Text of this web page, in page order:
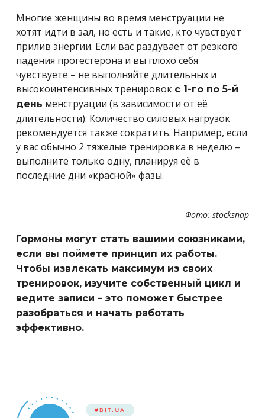
Многие женщины во время менструации не
хотят идти в зал, но есть и такие, кто чувствует
прилив энергии. Если вас раздувает от резкого
падения прогестерона и вы плохо себя
чувствуете – не выполняйте длительных и
высокоинтенсивных тренировок с 1-го по 5-й
день менструации (в зависимости от её
длительности). Количество силовых нагрузок
рекомендуется также сократить. Например, если
у вас обычно 2 тяжелые тренировка в неделю –
выполните только одну, планируя её в
последние дни «красной» фазы.
Фото: stocksnap
Гормоны могут стать вашими союзниками,
если вы поймете принцип их работы.
Чтобы извлекать максимум из своих
тренировок, изучите собственный цикл и
ведите записи – это поможет быстрее
разобраться и начать работать
эффективно.
#BIT.UA